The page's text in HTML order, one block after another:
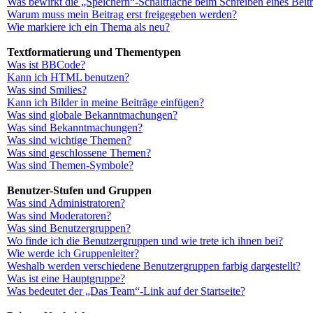
Warum muss mein Beitrag erst freigegeben werden?
Wie markiere ich ein Thema als neu?
Textformatierung und Thementypen
Was ist BBCode?
Kann ich HTML benutzen?
Was sind Smilies?
Kann ich Bilder in meine Beiträge einfügen?
Was sind globale Bekanntmachungen?
Was sind Bekanntmachungen?
Was sind wichtige Themen?
Was sind geschlossene Themen?
Was sind Themen-Symbole?
Benutzer-Stufen und Gruppen
Was sind Administratoren?
Was sind Moderatoren?
Was sind Benutzergruppen?
Wo finde ich die Benutzergruppen und wie trete ich ihnen bei?
Wie werde ich Gruppenleiter?
Weshalb werden verschiedene Benutzergruppen farbig dargestellt?
Was ist eine Hauptgruppe?
Was bedeutet der „Das Team“-Link auf der Startseite?